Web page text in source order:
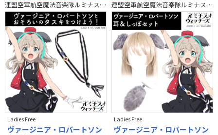
連盟空軍航空魔法音楽隊ルミナスウィッチーズ
Ladies Free
ヴァージニア・ロバートソン
連盟空軍航空魔法音楽隊ルミナスウィッチーズ
Ladies Free
ヴァージニア・ロバートソン